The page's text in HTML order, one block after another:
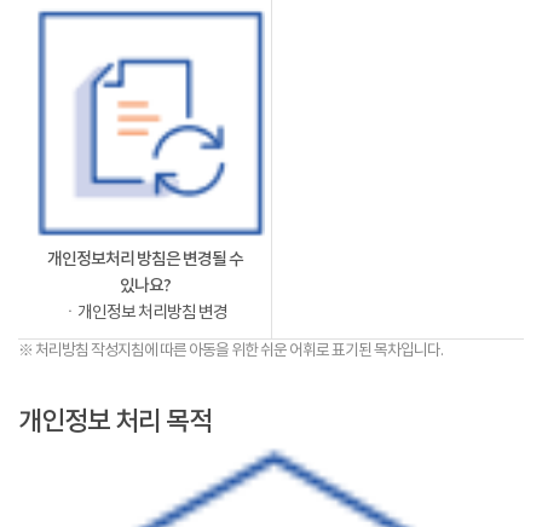
개인정보처리 방침은 변경될 수
있나요?
ㆍ개인정보 처리방침 변경
※ 처리방침 작성지침에 따른 아동을 위한 쉬운 어휘로 표기된 목차입니다.
개인정보 처리 목적